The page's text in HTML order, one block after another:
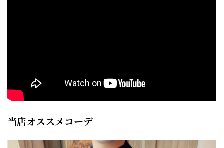
当店オススメコーデ